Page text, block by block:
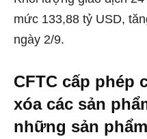
mức 133,88 tỷ USD,
ngày 2/9.
CFTC cấp phép
xóa các sản
những sản